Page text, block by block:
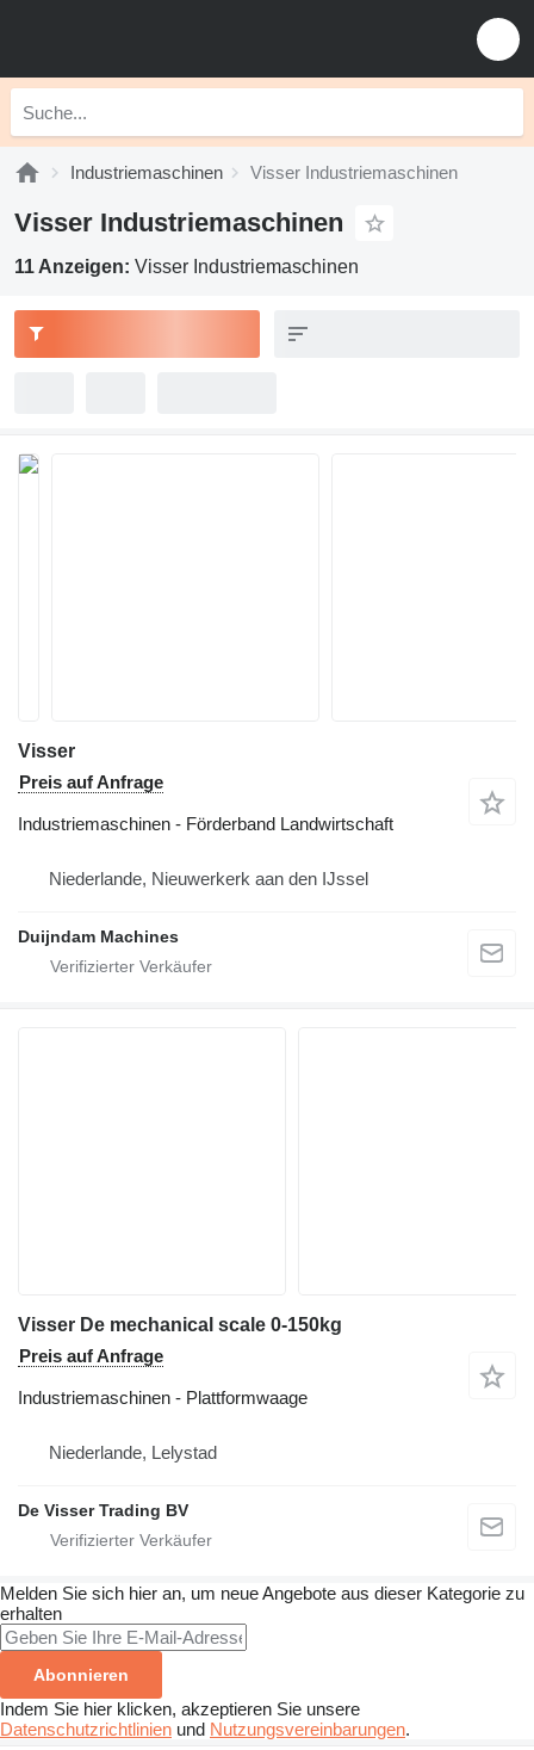
Industriemaschinen Visser Industriemaschinen
Visser Industriemaschinen
11 Anzeigen: Visser Industriemaschinen
Visser
Preis auf Anfrage
Industriemaschinen - Förderband Landwirtschaft
Niederlande, Nieuwerkerk aan den IJssel
Duijndam Machines
Visser De mechanical scale 0-150kg
Preis auf Anfrage
Industriemaschinen - Plattformwaage
Niederlande, Lelystad
De Visser Trading BV
Melden Sie sich hier an, um neue Angebote aus dieser Kategorie zu
erhalten
Abonnieren
Indem Sie hier klicken, akzeptieren Sie unsere
Datenschutzrichtlinien und Nutzungsvereinbarungen.